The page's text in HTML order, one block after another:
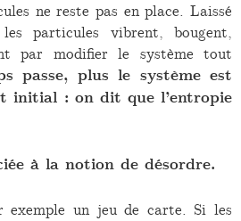
ne reste pas en place. Laissé
particules vibrent, bougent,
par modifier le système tout
passe, plus le système est
initial : on dit que l’entropie
à la notion de désordre.
exemple un jeu de carte. Si les